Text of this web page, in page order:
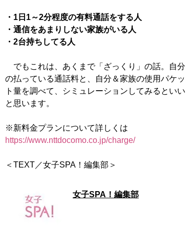
・1日1～2分程度の有料通話をする人
・通信をあまりしない家族がいる人
・2台持ちしてる人
でもこれは、あくまで「ざっくり」の話。自分
の払っている通話料と、自分＆家族の使用パケッ
ト量を調べて、シミュレーションしてみるといい
と思います。
※新料金プランについて詳しくは
https://www.nttdocomo.co.jp/charge/
＜TEXT／女子SPA！編集部＞
女子SPA！編集部